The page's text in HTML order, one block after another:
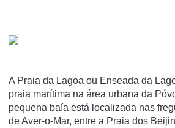
A Praia da Lagoa ou Enseada da
praia marí­tima na área urbana da
pequena baí­a está localizada nas
de Aver-o-Mar, entre a Praia dos